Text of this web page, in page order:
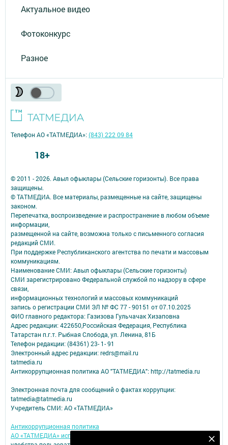
Актуальное видео
Фотоконкурс
Разное
© 2011 - 2026. Авыл офыклары (Сельские горизонты). Все права
защищены.
© ТАТМЕДИА. Все материалы, размещенные на сайте, защищены
законом.
Перепечатка, воспроизведение и распространение в любом объеме
информации,
размещенной на сайте, возможна только с письменного согласия
редакций СМИ.
При поддержке Республиканского агентства по печати и массовым
коммуникациям.
Наименование СМИ: Авыл офыклары (Сельские горизонты)
СМИ зарегистрировано Федеральной службой по надзору в сфере
связи,
информационных технологий и массовых коммуникаций
запись о регистрации СМИ ЭЛ № ФС 77 - 90151 от 07.10.2025
ФИО главного редактора: Газизова Гульчачак Хизаповна
Адрес редакции: 422650,Российская Федерация, Республика
Татарстан п.г.т. Рыбная Слобода, ул. Ленина, 81Б
Телефон редакции: (84361) 23- 1- 91
Электронный адрес редакции: redrs@mail.ru
tatmedia.ru
Антикоррупционная политика АО "ТАТМЕДИА": http://tatmedia.ru
Электронная почта для сообщений о фактах коррупции:
tatmedia@tatmedia.ru
Учредитель СМИ: АО «ТАТМЕДИА»
Антикоррупционная политика
АО «ТАТМЕДИА» использует «cookie»
для персонализации сервисов и
Телефон АО «ТАТМЕДИА»:(843) 222 09 84
18+